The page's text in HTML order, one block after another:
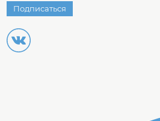
Подписаться